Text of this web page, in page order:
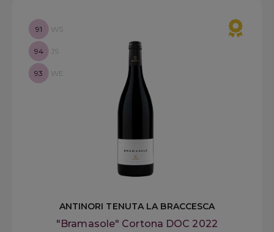
91 WS
94 JS
93 WE
ANTINORI TENUTA LA BRACCESCA
"Bramasole" Cortona DOC 2022